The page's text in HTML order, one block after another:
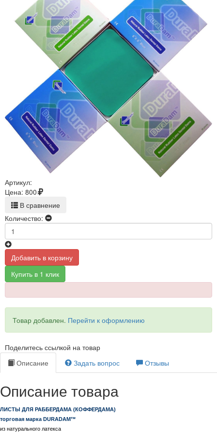
Артикул:
Цена: 800
В сравнение
Количество:
Добавить в корзину
Купить в 1 клик
Товар добавлен. Перейти к оформлению
Поделитесь ссылкой на товар
Описание
Задать вопрос Отзывы
Описание товара
ЛИСТЫ ДЛЯ РАББЕРДАМА (КОФФЕРДАМА)
торговая марка DURADAMтм
из натурального латекса